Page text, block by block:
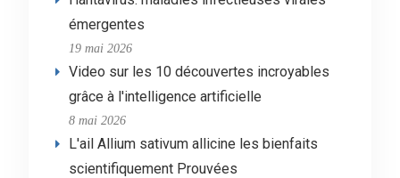
émergentes
19 mai 2026
Video sur les 10 découvertes incroyables
grâce à l'intelligence artificielle
8 mai 2026
L'ail Allium sativum allicine les bienfaits
scientifiquement Prouvées